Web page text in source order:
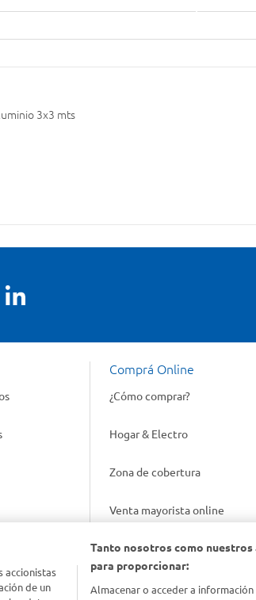
3x3 mts
Comprá Online
¿Cómo comprar?
Hogar & Electro
Zona de cobertura
Venta mayorista online
Gift cards empresariales
accionistas
de un
Tanto nosotros como
para proporcionar:
Almacenar o acceder a